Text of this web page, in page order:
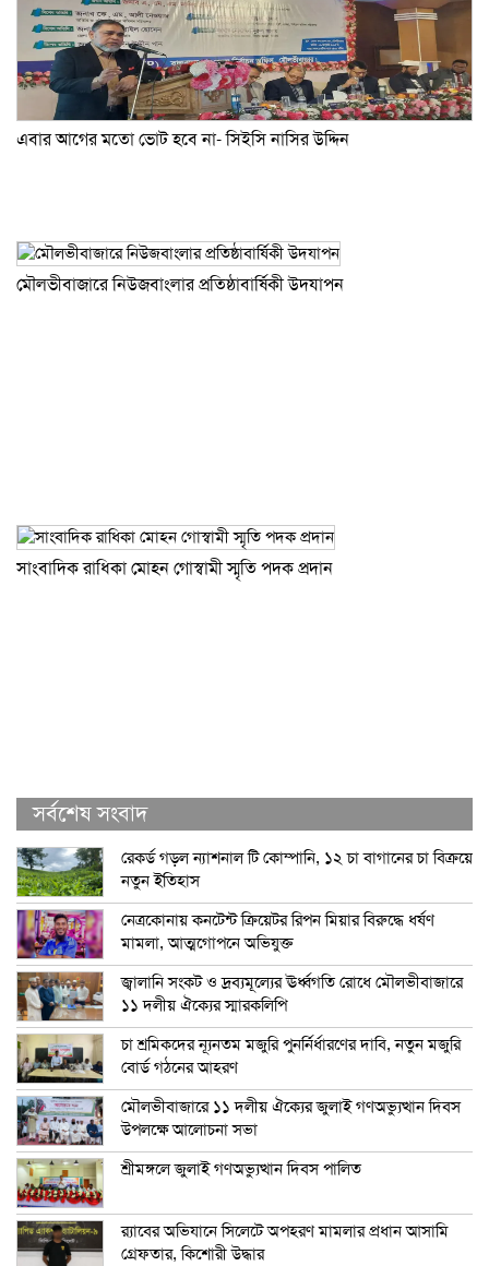
এবার আগের মতো ভোট হবে না- সিইসি নাসির উদ্দিন
মৌলভীবাজারে নিউজবাংলার প্রতিষ্ঠাবার্ষিকী উদযাপন
সাংবাদিক রাধিকা মোহন গোস্বামী স্মৃতি পদক প্রদান
সর্বশেষ সংবাদ
রেকর্ড গড়ল ন্যাশনাল টি কোম্পানি, ১২ চা বাগানের চা বিক্রয়ে
নতুন ইতিহাস
নেত্রকোনায় কনটেন্ট ক্রিয়েটর রিপন মিয়ার বিরুদ্ধে ধর্ষণ
মামলা, আত্মগোপনে অভিযুক্ত
জ্বালানি সংকট ও দ্রব্যমূল্যের ঊর্ধ্বগতি রোধে মৌলভীবাজারে
১১ দলীয় ঐক্যের স্মারকলিপি
চা শ্রমিকদের ন্যূনতম মজুরি পুনর্নির্ধারণের দাবি, নতুন মজুরি
বোর্ড গঠনের আহরণ
মৌলভীবাজারে ১১ দলীয় ঐক্যের জুলাই গণঅভ্যুত্থান দিবস
উপলক্ষে আলোচনা সভা
শ্রীমঙ্গলে জুলাই গণঅভ্যুত্থান দিবস পালিত
র‍্যাবের অভিযানে সিলেটে অপহরণ মামলার প্রধান আসামি
গ্রেফতার, কিশোরী উদ্ধার